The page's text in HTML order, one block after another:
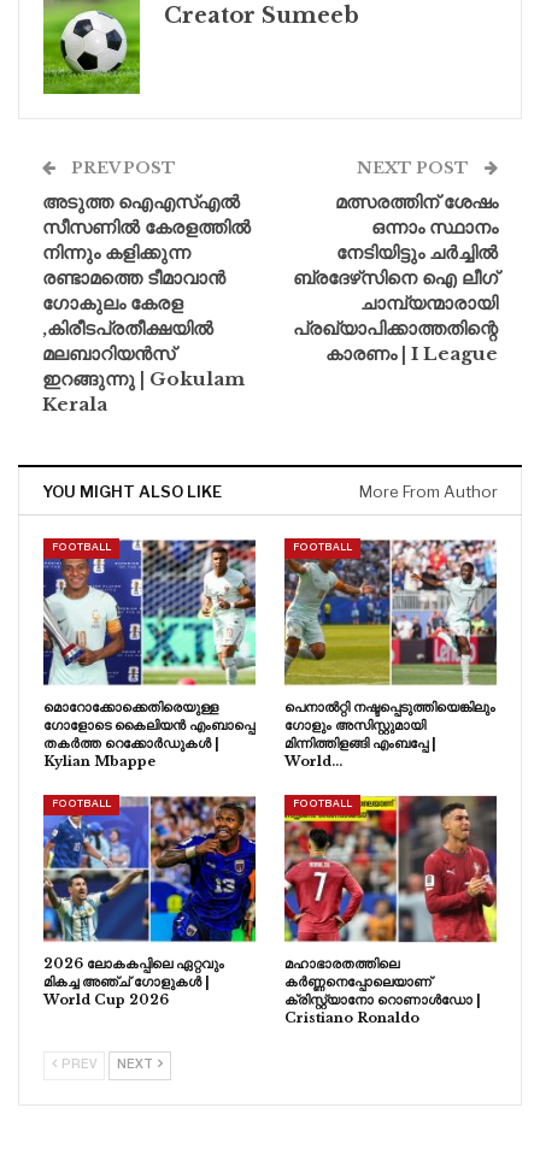
Creator Sumeeb
PREV POST
അടുത്ത ഐഎസ്എൽ
സീസണിൽ കേരളത്തിൽ
നിന്നും കളിക്കുന്ന
രണ്ടാമത്തെ ടീമാവാൻ
ഗോകുലം കേരള
,കിരീടപ്രതീക്ഷയില്‍
മലബാറിയൻസ്
ഇറങ്ങുന്നു | Gokulam
Kerala
NEXT POST
മത്സരത്തിന് ശേഷം
ഒന്നാം സ്ഥാനം
നേടിയിട്ടും ചർച്ചിൽ
ബ്രദേഴ്‌സിനെ ഐ ലീഗ്
ചാമ്പ്യന്മാരായി
പ്രഖ്യാപിക്കാത്തതിന്റെ
കാരണം | I League
YOU MIGHT ALSO LIKE More From Author
FOOTBALL
മൊറോക്കോക്കെതിരെയുള്ള
ഗോളോടെ കൈലിയൻ എംബാപ്പെ
തകർത്ത റെക്കോർഡുകൾ |
Kylian Mbappe
FOOTBALL
പെനാൽറ്റി നഷ്ടപ്പെടുത്തിയെങ്കിലും
ഗോളും അസിസ്റ്റുമായി
മിന്നിത്തിളങ്ങി എംബപ്പേ |
World…
FOOTBALL
2026 ലോകകപ്പിലെ ഏറ്റവും
മികച്ച അഞ്ച് ഗോളുകൾ |
World Cup 2026
FOOTBALL
മഹാഭാരതത്തിലെ
കർണ്ണനെപ്പോലെയാണ്
ക്രിസ്റ്റ്യാനോ റൊണാൾഡോ |
Cristiano Ronaldo
PREV NEXT